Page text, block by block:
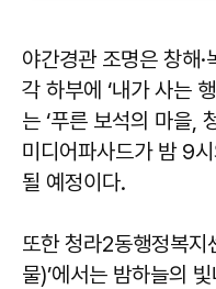
야간경관 조명은 창해
각 하부에 ‘내가 사는
는 ‘푸른 보석의 마을,
미디어파사드가 밤 9
될 예정이다.
또한 청라2동행정복지
물)’에서는 밤하늘의